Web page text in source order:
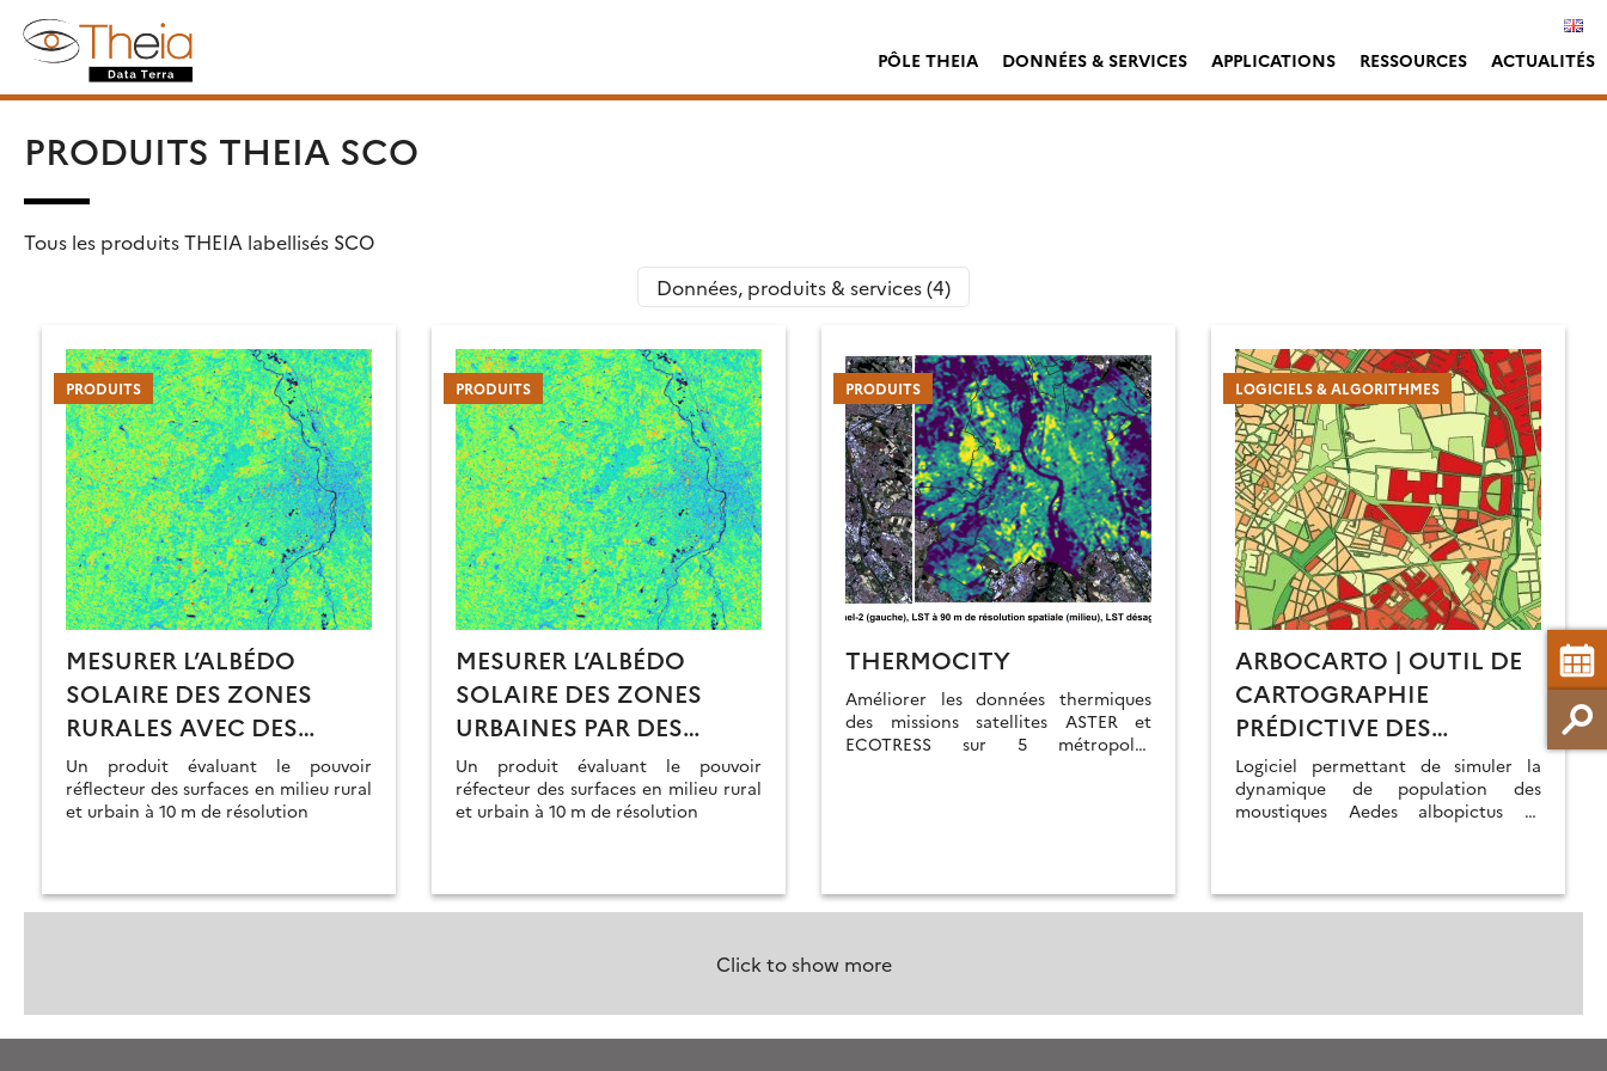
content
PÔLE THEIA DONNÉES & SERVICES APPLICATIONS RESSOURCES ACTUALITÉS
PRODUITS THEIA SCO
Tous les produits THEIA labellisés SCO
Données, produits & services (4)
PRODUITS
MESURER L’ALBÉDO
SOLAIRE DES ZONES
RURALES AVEC DES
DONNÉES SENTINEL-2
Un produit évaluant le pouvoir
réflecteur des surfaces en milieu rural
et urbain à 10 m de résolution
PRODUITS
MESURER L’ALBÉDO
SOLAIRE DES ZONES
URBAINES PAR DES
DONNÉES SENTINEL-2
Un produit évaluant le pouvoir
réfecteur des surfaces en milieu rural
et urbain à 10 m de résolution
PRODUITS
THERMOCITY
Améliorer les données thermiques
des missions satellites ASTER et
ECOTRESS sur 5 métropoles
LOGICIELS & ALGORITHMES
ARBOCARTO | OUTIL DE
CARTOGRAPHIE
PRÉDICTIVE DES
DENSITÉS DE
POPULATIONS D’AEDES
VECTEURS
Logiciel permettant de simuler la
dynamique de population des
moustiques Aedes albopictus et
Click to show more